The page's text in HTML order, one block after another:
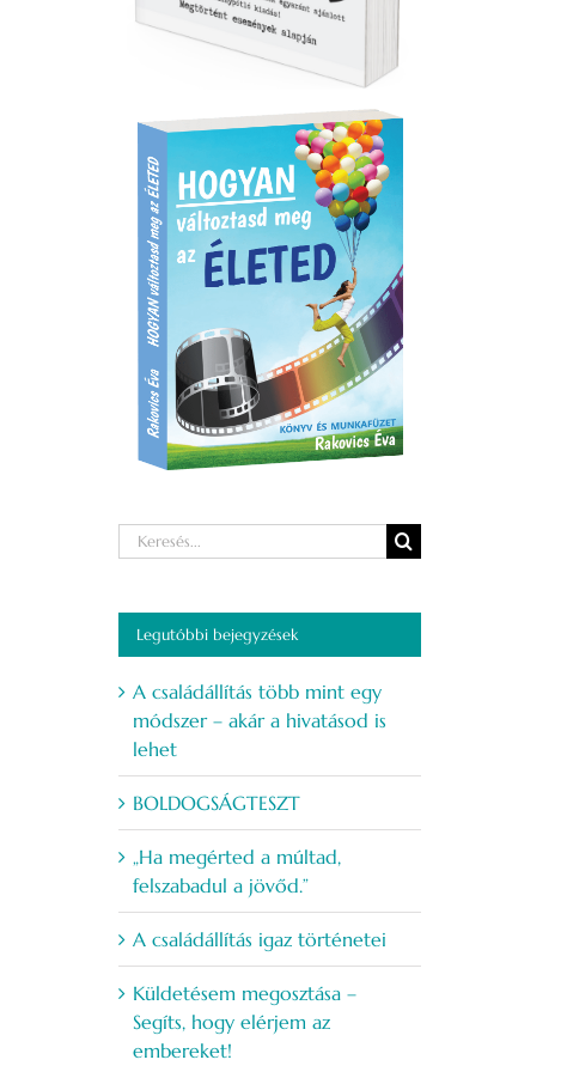
Keresés...
Legutóbbi bejegyzések
A családállítás több mint egy
módszer – akár a hivatásod is
lehet
BOLDOGSÁGTESZT
„Ha megérted a múltad,
felszabadul a jövőd.”
A családállítás igaz történetei
Küldetésem megosztása –
Segíts, hogy elérjem az
embereket!